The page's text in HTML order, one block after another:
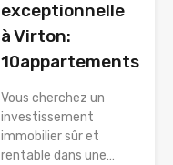
exceptionnelle
à Virton:
10appartements
Vous cherchez un
investissement
immobilier sûr et
rentable dans une…